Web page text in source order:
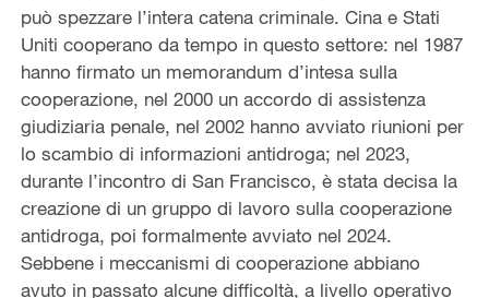
può spezzare l’intera catena criminale. Cina e Stati
Uniti cooperano da tempo in questo settore: nel 1987
hanno firmato un memorandum d’intesa sulla
cooperazione, nel 2000 un accordo di assistenza
giudiziaria penale, nel 2002 hanno avviato riunioni per
lo scambio di informazioni antidroga; nel 2023,
durante l’incontro di San Francisco, è stata decisa la
creazione di un gruppo di lavoro sulla cooperazione
antidroga, poi formalmente avviato nel 2024.
Sebbene i meccanismi di cooperazione abbiano
avuto in passato alcune difficoltà, a livello operativo